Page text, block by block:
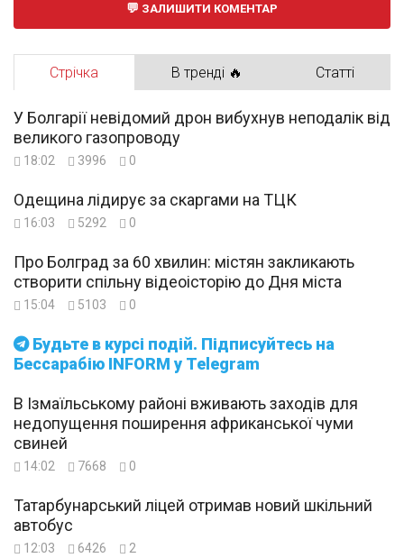
ЗАЛИШИТИ КОМЕНТАР
Стрічка В тренді 🔥 Статті
Будьте в курсі подій. Підписуйтесь на
Бессарабію INFORM у Telegram
У Болгарії невідомий дрон вибухнув неподалік від
великого газопроводу
18:02 3996 0
Одещина лідирує за скаргами на ТЦК
16:03 5292 0
Про Болград за 60 хвилин: містян закликають
створити спільну відеоісторію до Дня міста
15:04 5103 0
В Ізмаїльському районі вживають заходів для
недопущення поширення африканської чуми
свиней
14:02 7668 0
Татарбунарський ліцей отримав новий шкільний
автобус
12:03 6426 2